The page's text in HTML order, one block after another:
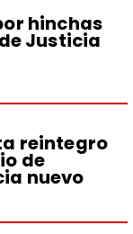
hinchas
Justicia
reintegro
de
nuevo